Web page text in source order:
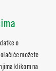
o
možete
klikom na